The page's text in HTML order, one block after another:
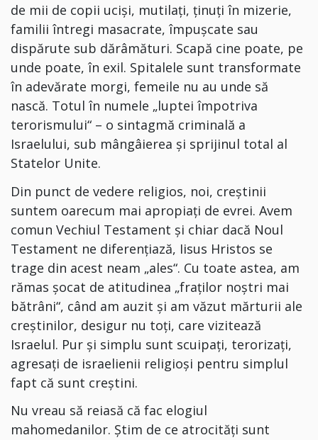
de mii de copii uciși, mutilați, ținuți în mizerie,
familii întregi masacrate, împușcate sau
dispărute sub dărâmături. Scapă cine poate, pe
unde poate, în exil. Spitalele sunt transformate
în adevărate morgi, femeile nu au unde să
nască. Totul în numele „luptei împotriva
terorismului“ – o sintagmă criminală a
Israelului, sub mângâierea și sprijinul total al
Statelor Unite.
Din punct de vedere religios, noi, creștinii
suntem oarecum mai apropiați de evrei. Avem
comun Vechiul Testament și chiar dacă Noul
Testament ne diferențiază, Iisus Hristos se
trage din acest neam „ales“. Cu toate astea, am
rămas șocat de atitudinea „fraților noștri mai
bătrâni“, când am auzit și am văzut mărturii ale
creștinilor, desigur nu toți, care vizitează
Israelul. Pur și simplu sunt scuipați, terorizați,
agresați de israelienii religioși pentru simplul
fapt că sunt creștini.
Nu vreau să reiasă că fac elogiul
mahomedanilor. Știm de ce atrocități sunt